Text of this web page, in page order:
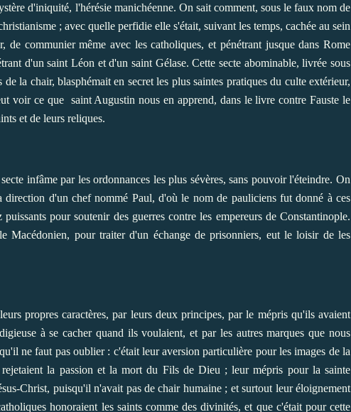
d'iniquité, l'hérésie manichéenne. On sait comment, sous le faux nom de
; avec quelle perfidie elle s'était, suivant les temps, cachée au sein
de communier même avec les catholiques, et pénétrant jusque dans Rome
d'un saint Léon et d'un saint Gélase. Cette secte abominable, livrée sous
la chair, blasphémait en secret les plus saintes pratiques du culte extérieur,
voir ce que saint Augustin nous en apprend, dans le livre contre Fauste le
et de leurs reliques.
infâme par les ordonnances les plus sévères, sans pouvoir l'éteindre. On
d'un chef nommé Paul, d'où le nom de pauliciens fut donné à ces
pour soutenir des guerres contre les empereurs de Constantinople.
Macédonien, pour traiter d'un échange de prisonniers, eut le loisir de les
propres caractères, par leurs deux principes, par le mépris qu'ils avaient
à se cacher quand ils voulaient, et par les autres marques que nous
ne faut pas oublier : c'était leur aversion particulière pour les images de la
la passion et la mort du Fils de Dieu ; leur mépris pour la sainte
Christ, puisqu'il n'avait pas de chair humaine ; et surtout leur éloignement
honoraient les saints comme des divinités, et que c'était pour cette